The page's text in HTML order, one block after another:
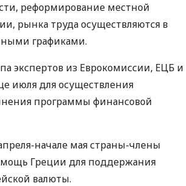
реформирование местной
рынка труда осуществляются в
графиками.
экспертов из Еврокомиссии, ЕЦБ и
июля для осуществления
программы финансовой
начале мая страны-члены
Греции для поддержания
валюты.